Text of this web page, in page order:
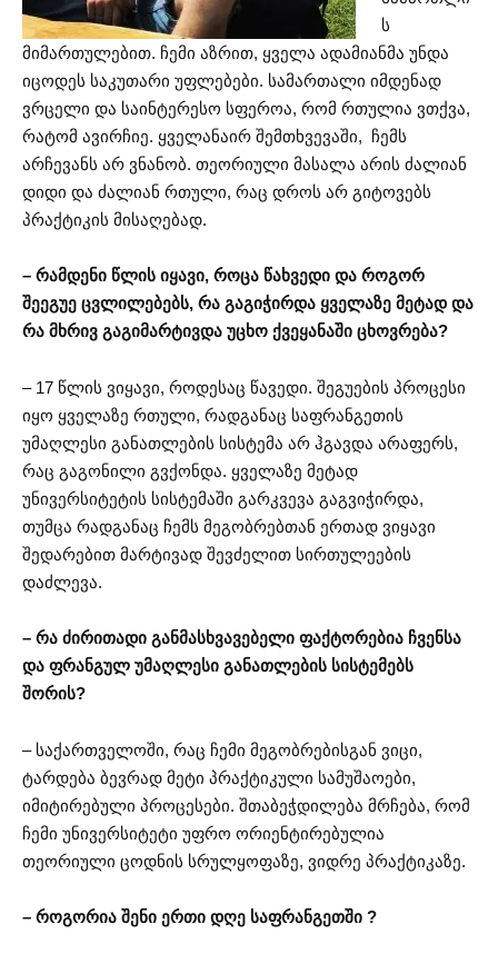
ს
მიმართულებით. ჩემი აზრით, ყველა ადამიანმა უნდა
იცოდეს საკუთარი უფლებები. სამართალი იმდენად
ვრცელი და საინტერესო სფეროა, რომ რთულია ვთქვა,
რატომ ავირჩიე. ყველანაირ შემთხვევაში, ჩემს
არჩევანს არ ვნანობ. თეორიული მასალა არის ძალიან
დიდი და ძალიან რთული, რაც დროს არ გიტოვებს
პრაქტიკის მისაღებად.
– რამდენი წლის იყავი, როცა წახვედი და როგორ
შეეგუე ცვლილებებს, რა გაგიჭირდა ყველაზე მეტად და
რა მხრივ გაგიმარტივდა უცხო ქვეყანაში ცხოვრება?
– 17 წლის ვიყავი, როდესაც წავედი. შეგუების პროცესი
იყო ყველაზე რთული, რადგანაც საფრანგეთის
უმაღლესი განათლების სისტემა არ ჰგავდა არაფერს,
რაც გაგონილი გვქონდა. ყველაზე მეტად
უნივერსიტეტის სისტემაში გარკვევა გაგვიჭირდა,
თუმცა რადგანაც ჩემს მეგობრებთან ერთად ვიყავი
შედარებით მარტივად შევძელით სირთულეების
დაძლევა.
– რა ძირითადი განმასხვავებელი ფაქტორებია ჩვენსა
და ფრანგულ უმაღლესი განათლების სისტემებს
შორის?
– საქართველოში, რაც ჩემი მეგობრებისგან ვიცი,
ტარდება ბევრად მეტი პრაქტიკული სამუშაოები,
იმიტირებული პროცესები. შთაბეჭდილება მრჩება, რომ
ჩემი უნივერსიტეტი უფრო ორიენტირებულია
თეორიული ცოდნის სრულყოფაზე, ვიდრე პრაქტიკაზე.
– როგორია შენი ერთი დღე საფრანგეთში ?